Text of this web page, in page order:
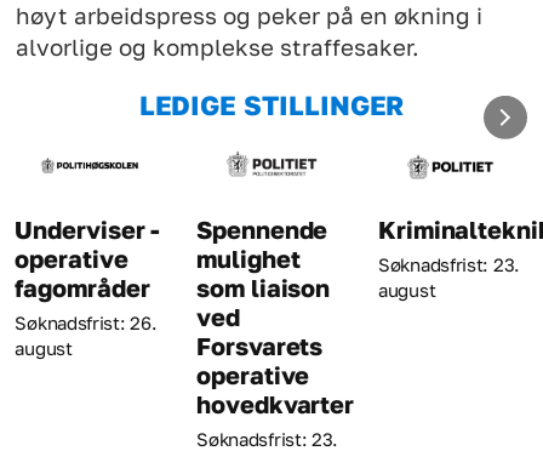
høyt arbeidspress og peker på en økning i
alvorlige og komplekse straffesaker.
LEDIGE STILLINGER
Underviser -
operative
fagområder
Søknadsfrist: 26.
august
Spennende
mulighet
som liaison
ved
Forsvarets
operative
hovedkvarter
Søknadsfrist: 23.
Søknadsfrist: 23.
august